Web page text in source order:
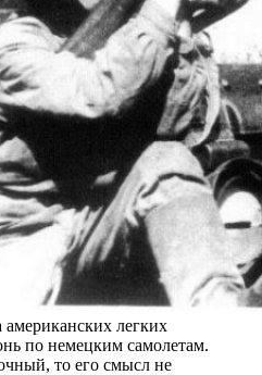
легких
по немецким самолетам.
то его смысл не